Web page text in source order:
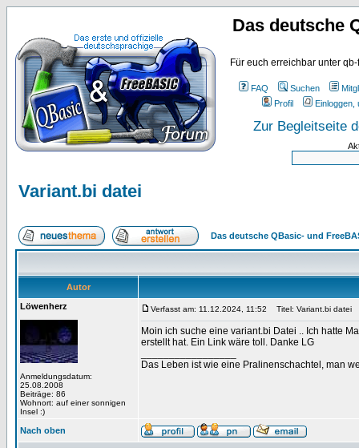
Das deutsche
Für euch erreichbar unter
FAQ Suchen
Profil
Einloggen,
Zur Begleitseite
Variant.bi datei
Das deutsche QBasic- und
Autor
Löwenherz
Anmeldungsdatum:
25.08.2008
Beiträge: 86
Wohnort: auf einer sonnigen
Insel :)
Verfasst am: 11.12.2024, 11:52 Titel: Variant.bi datei
Moin ich suche eine variant.bi Datei .. Ich hatte
erstellt hat. Ein Link wäre toll. Danke LG
Das Leben ist wie eine Pralinenschachtel, man
Nach oben